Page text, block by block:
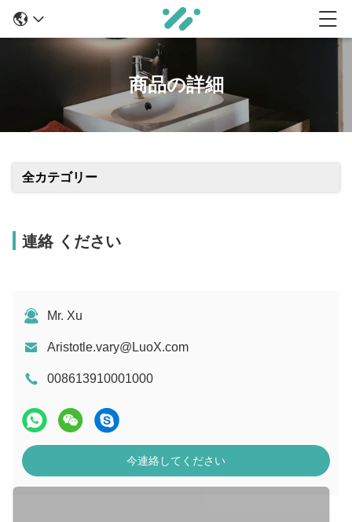
商品の詳細
全カテゴリー
連絡 ください
Mr. Xu
Aristotle.vary@LuoX.com
008613910001000
今連絡してください